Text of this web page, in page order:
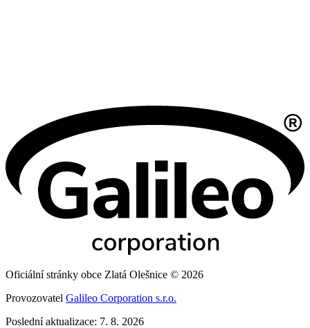
Oficiální stránky obce Zlatá Olešnice © 2026
Provozovatel Galileo Corporation s.r.o.
Poslední aktualizace: 7. 8. 2026